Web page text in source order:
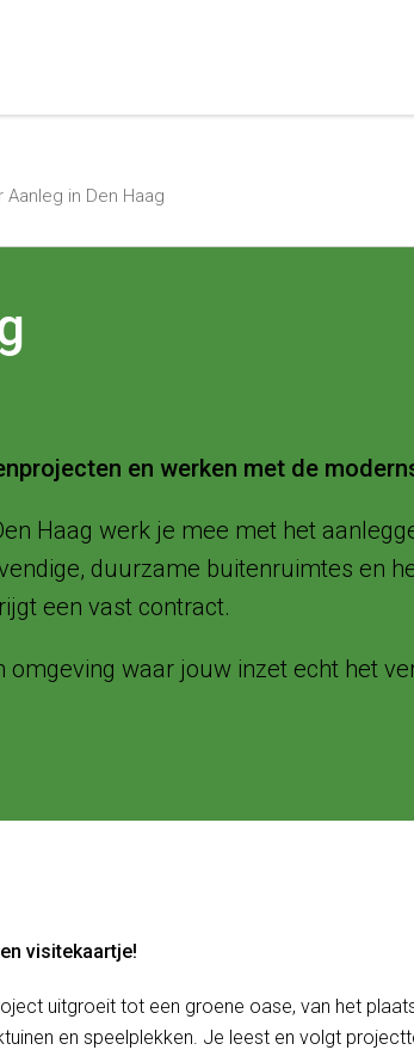
Aanleg in Den Haag
en werken met de
Haag werk je mee met het
duurzame buitenruimtes en
een vast contract.
waar jouw inzet echt het
visitekaartje!
uitgroeit tot een groene oase, van het
en speelplekken. Je leest en volgt